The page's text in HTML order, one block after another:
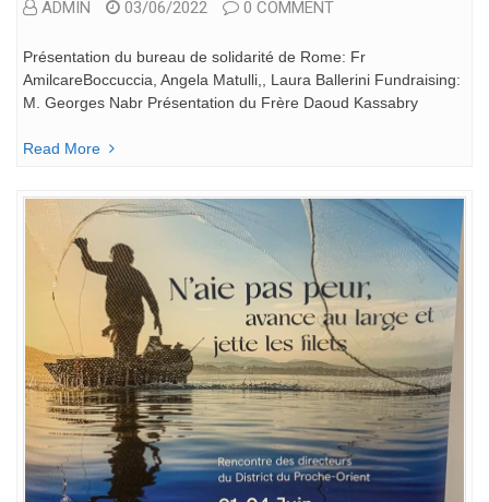
ADMIN 03/06/2022 0 COMMENT
Présentation du bureau de solidarité de Rome: Fr
AmilcareBoccuccia, Angela Matulli,, Laura Ballerini Fundraising:
M. Georges Nabr Présentation du Frère Daoud Kassabry
Read More